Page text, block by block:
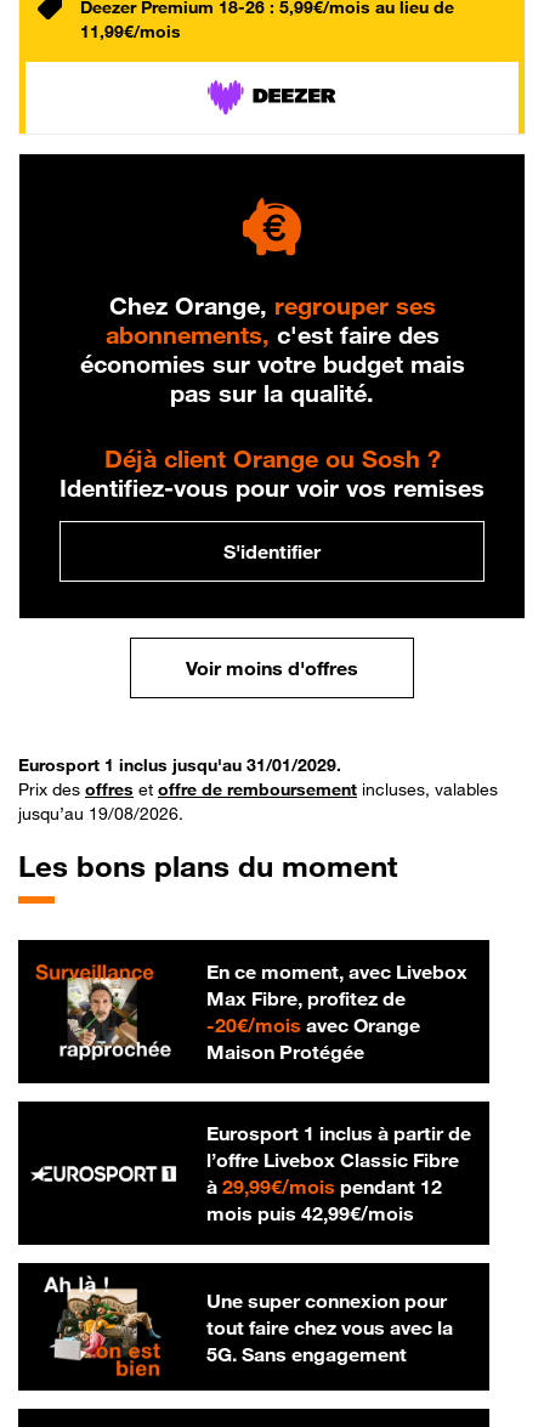
Deezer Premium 18-26 : 5,99€/mois au lieu de
11,99€/mois
Chez Orange, regrouper ses
abonnements, c'est faire des
économies sur votre budget mais
pas sur la qualité.
Déjà client Orange ou Sosh ?
Identifiez-vous pour voir vos remises
S'identifier
Voir moins d'offres
Eurosport 1 inclus jusqu'au 31/01/2029.
Prix des offres et offre de remboursement incluses, valables
jusqu’au 19/08/2026.
Les bons plans du moment
En ce moment, avec Livebox
Max Fibre, profitez de
-20€/mois20 € par mois
avec Orange
Maison Protégée
Eurosport 1 inclus à partir de
l’offre Livebox Classic Fibre
à 29,99€/mois29,99 € par mois
pendant 12
mois puis 42,99€/mois42,99 € par
Une super connexion pour
tout faire chez vous avec la
5G. Sans engagement